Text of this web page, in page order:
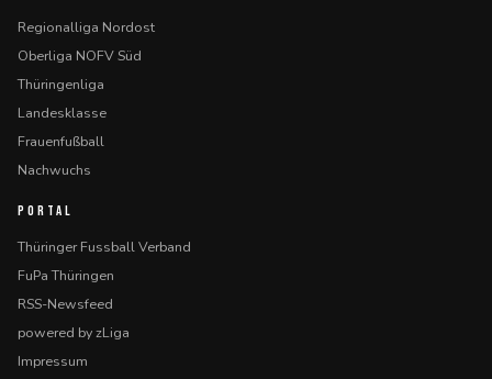
Regionalliga Nordost
Oberliga NOFV Süd
Thüringenliga
Landesklasse
Frauenfußball
Nachwuchs
PORTAL
Thüringer Fussball Verband
FuPa Thüringen
RSS-Newsfeed
powered by zLiga
Impressum